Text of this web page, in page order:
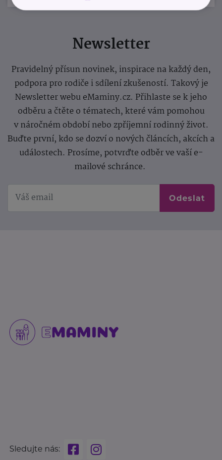
Newsletter
Pravidelný přísun novinek, inspirace na každý den,
podpora pro rodiče i sdílení zkušeností. Takový je
Newsletter webu eMaminy.cz. Přihlaste se k jeho
odběru a čtěte o tématech, které vám pomohou
v náročném období nebo zpříjemní rodinný život.
Buďte první, kdo se dozví o nových článcích, akcích a
událostech. Prosíme, potvrďte odběr ve vaší e-
mailové schránce.
Odeslat
Sledujte nás: